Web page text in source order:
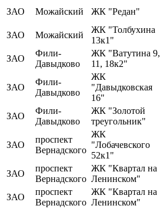
ЗАО
Можайский ЖК "Редан"
ЗАО Можайский
ЖК "Толбухина
13к1"
ЗАО
Фили-
Давыдково
ЖК "Ватутина 9,
11, 18к2"
ЗАО
Фили-
Давыдково
ЖК
"Давыдковская
16"
ЗАО
Фили-
Давыдково
ЖК "Золотой
треугольник"
ЗАО
проспект
Вернадского
ЖК
"Лобачевского
52к1"
ЗАО
проспект
Вернадского
ЖК "Квартал на
Ленинском"
ЗАО
проспект
Вернадского
ЖК "Квартал на
Ленинском"